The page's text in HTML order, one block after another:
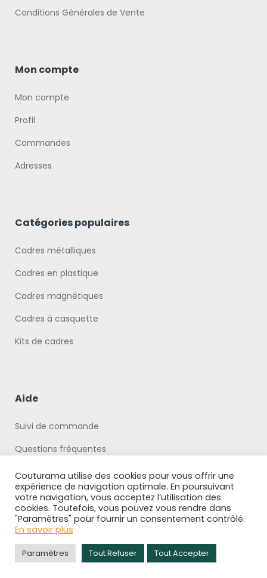
Conditions Générales de Vente
Mon compte
Mon compte
Profil
Commandes
Adresses
Catégories populaires
Cadres métalliques
Cadres en plastique
Cadres magnétiques
Cadres à casquette
Kits de cadres
Aide
Suivi de commande
Questions fréquentes
Politique de Confidentialité
Copyright © 2026 Boutique Couturama
Couturama utilise des cookies pour vous offrir une
expérience de navigation optimale. En poursuivant
votre navigation, vous acceptez l’utilisation des
cookies. Toutefois, vous pouvez vous rendre dans
"Paramètres" pour fournir un consentement contrôlé.
En savoir plus
Paramètres Tout Refuser Tout Accepter